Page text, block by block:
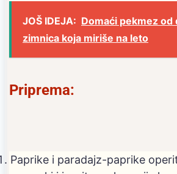
JOŠ IDEJA: Domaći pekmez od
zimnica koja miriše na leto
Priprema:
Paprike i paradajz-paprike